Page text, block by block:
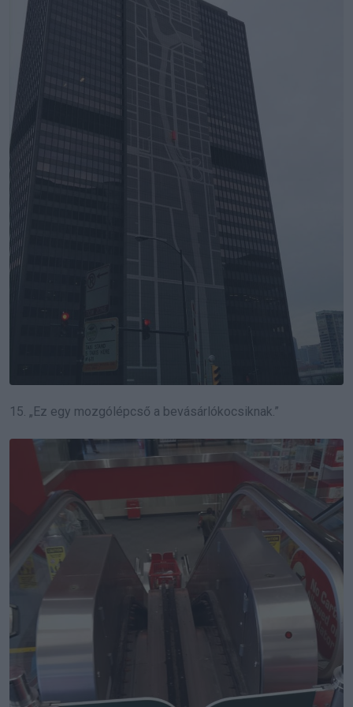
15. „Ez egy mozgólépcső a bevásárlókocsiknak.”